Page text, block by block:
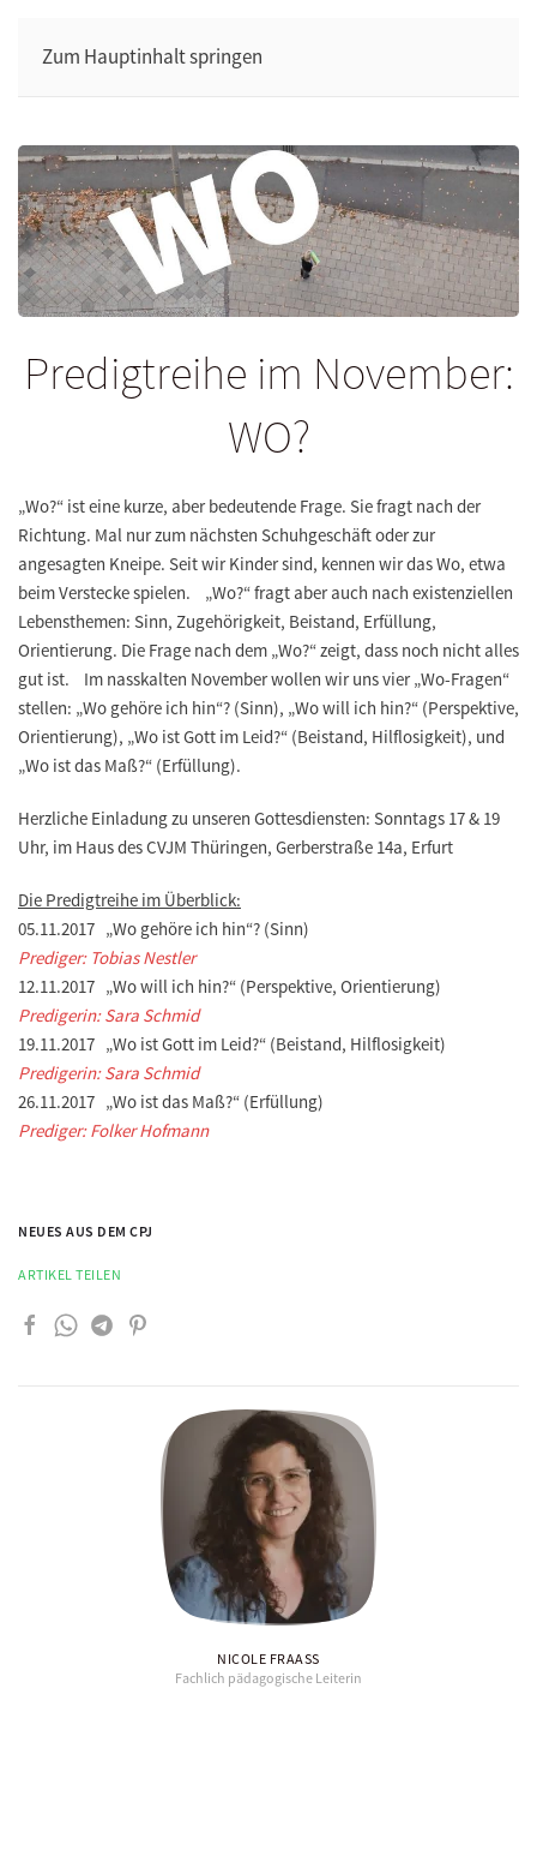
Zum Hauptinhalt springen
Predigtreihe im November:
WO?
„Wo?“ ist eine kurze, aber bedeutende Frage. Sie fragt nach der
Richtung. Mal nur zum nächsten Schuhgeschäft oder zur
angesagten Kneipe. Seit wir Kinder sind, kennen wir das Wo, etwa
beim Verstecke spielen. „Wo?“ fragt aber auch nach existenziellen
Lebensthemen: Sinn, Zugehörigkeit, Beistand, Erfüllung,
Orientierung. Die Frage nach dem „Wo?“ zeigt, dass noch nicht alles
gut ist. Im nasskalten November wollen wir uns vier „Wo-Fragen“
stellen: „Wo gehöre ich hin“? (Sinn), „Wo will ich hin?“ (Perspektive,
Orientierung), „Wo ist Gott im Leid?“ (Beistand, Hilflosigkeit), und
„Wo ist das Maß?“ (Erfüllung).
Herzliche Einladung zu unseren Gottesdiensten: Sonntags 17 & 19
Uhr, im Haus des CVJM Thüringen, Gerberstraße 14a, Erfurt
Die Predigtreihe im Überblick:
05.11.2017 „Wo gehöre ich hin“? (Sinn)
Prediger: Tobias Nestler
12.11.2017 „Wo will ich hin?“ (Perspektive, Orientierung)
Predigerin: Sara Schmid
19.11.2017 „Wo ist Gott im Leid?“ (Beistand, Hilflosigkeit)
Predigerin: Sara Schmid
26.11.2017 „Wo ist das Maß?“ (Erfüllung)
Prediger: Folker Hofmann
NEUES AUS DEM CPJ
ARTIKEL TEILEN
NICOLE FRAASS
Fachlich pädagogische Leiterin